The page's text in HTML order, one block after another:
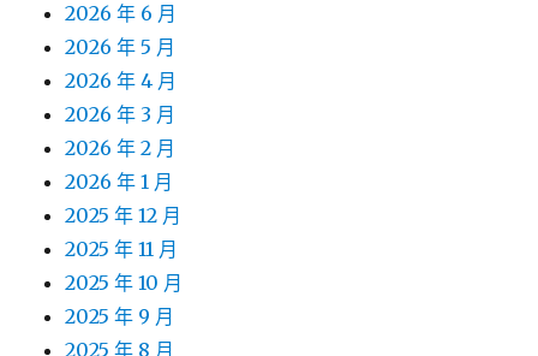
2026 年 6 月
2026 年 5 月
2026 年 4 月
2026 年 3 月
2026 年 2 月
2026 年 1 月
2025 年 12 月
2025 年 11 月
2025 年 10 月
2025 年 9 月
2025 年 8 月